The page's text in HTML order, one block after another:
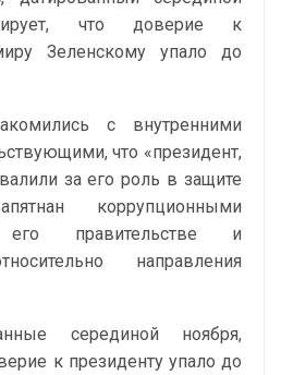
что доверие к
Зеленскому упало до
с внутренними
что «президент,
за его роль в защите
коррупционными
правительстве и
направления
серединой ноября,
к президенту упало до